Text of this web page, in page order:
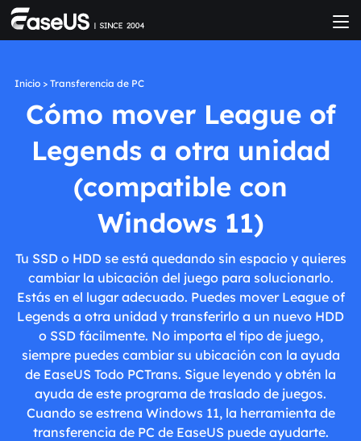
Inicio> Transferencia de PC
Cómo mover League of
Legends a otra unidad
(compatible con
Windows 11)
Tu SSD o HDD se está quedando sin espacio y quieres
cambiar la ubicación del juego para solucionarlo.
Estás en el lugar adecuado. Puedes mover League of
Legends a otra unidad y transferirlo a un nuevo HDD
o SSD fácilmente. No importa el tipo de juego,
siempre puedes cambiar su ubicación con la ayuda
de EaseUS Todo PCTrans. Sigue leyendo y obtén la
ayuda de este programa de traslado de juegos.
Cuando se estrena Windows 11, la herramienta de
transferencia de PC de EaseUS puede ayudarte.